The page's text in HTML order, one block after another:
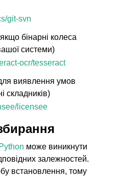
git-svn
бінарні колеса
системи)
ocr/tesseract
виявлення умов
складників)
licensee
може виникнути
залежностей.
встановлення, тому